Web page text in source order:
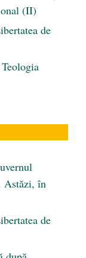
(II)
de
Astăzi, în
de